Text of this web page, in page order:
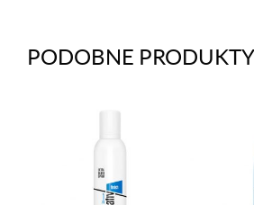
PODOBNE PRODUKTY